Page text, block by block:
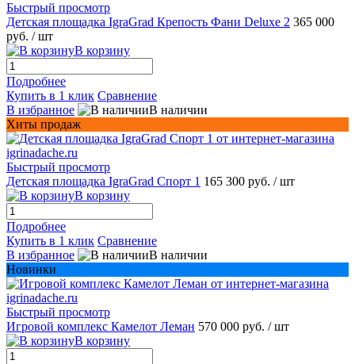
Быстрый просмотр
Детская площадка IgraGrad Крепость Фани Deluxe 2 365 000
руб. / шт
В корзину
Подробнее
Купить в 1 клик Сравнение
В избранное
В наличии
Хиты продаж
Быстрый просмотр
Детская площадка IgraGrad Спорт 1 165 300 руб. / шт
В корзину
Подробнее
Купить в 1 клик Сравнение
В избранное
В наличии
Новинки
Быстрый просмотр
Игровой комплекс Камелот Леман 570 000 руб. / шт
В корзину